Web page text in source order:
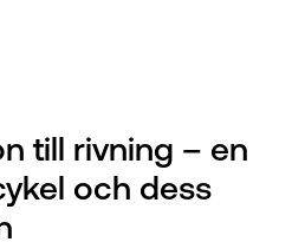
till rivning – en
och dess